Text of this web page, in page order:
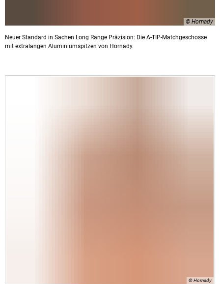
© Hornady
Neuer Standard in Sachen Long Range Präzision: Die A-TIP-Matchgeschosse
mit extralangen Aluminiumspitzen von Hornady.
© Hornady